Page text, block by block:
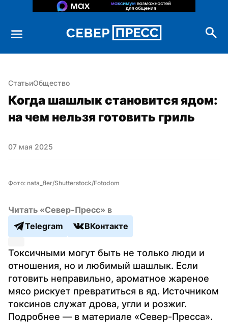
СтатьиОбщество
Когда шашлык становится ядом:
на чем нельзя готовить гриль
07 мая 2025
Фото: nata_fler/Shutterstock/Fotodom
Читать «Север-Пресс» в
Telegram
ВКонтакте
Токсичными могут быть не только люди и
отношения, но и любимый шашлык. Если
готовить неправильно, ароматное жареное
мясо рискует превратиться в яд. Источником
токсинов служат дрова, угли и розжиг.
Подробнее — в материале «Север-Пресса».